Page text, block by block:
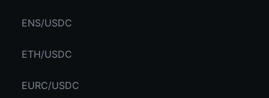
ENS/USDC
ETH/USDC
EURC/USDC